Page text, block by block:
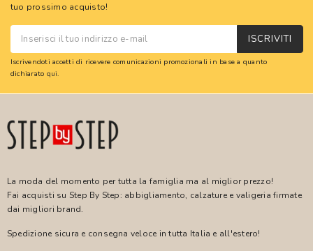
tuo prossimo acquisto!
ISCRIVITI
Iscrivendoti accetti di ricevere comunicazioni promozionali in base a quanto
dichiarato qui.
La moda del momento per tutta la famiglia ma al miglior prezzo!
Fai acquisti su Step By Step: abbigliamento, calzature e valigeria firmate
dai migliori brand.
Spedizione sicura e consegna veloce in tutta Italia e all'estero!